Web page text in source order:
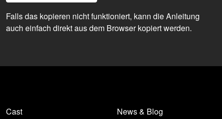
Falls das kopieren nicht funktioniert, kann die Anleitung
auch einfach direkt aus dem Browser kopiert werden.
Cast
News & Blog